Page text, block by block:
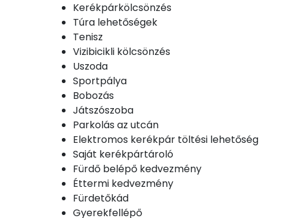
Kerékpárkölcsönzés
Túra lehetőségek
Tenisz
Vizibicikli kölcsönzés
Uszoda
Sportpálya
Bobozás
Játszószoba
Parkolás az utcán
Elektromos kerékpár töltési lehetőség
Saját kerékpártároló
Fürdő belépő kedvezmény
Éttermi kedvezmény
Fürdetőkád
Gyerekfellépő